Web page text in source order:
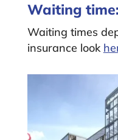
Waiting time:
Waiting times
insurance look